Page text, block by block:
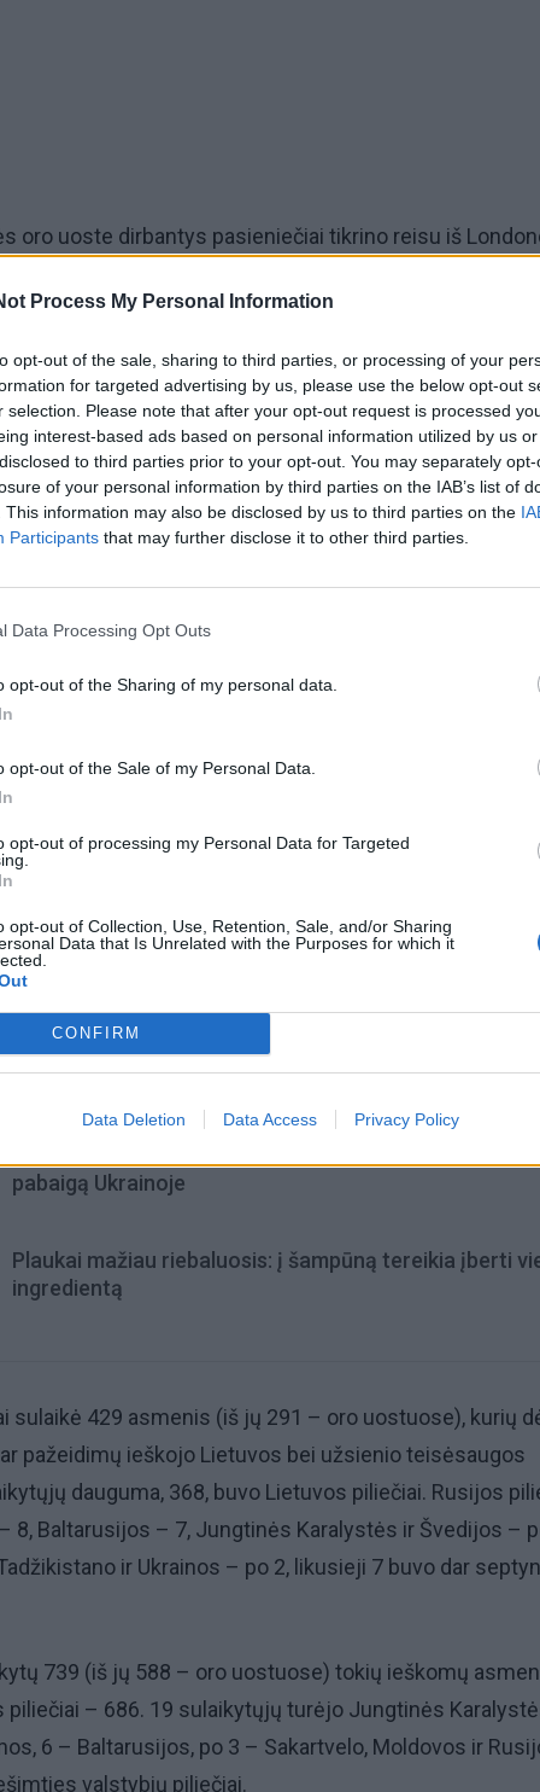
Process My Personal Information
opt-out of the sale, sharing to third parties, or processing of your
for targeted advertising by us, please use the below opt-out
selection. Please note that after your opt-out request is processed
interest-based ads based on personal information utilized by us
to third parties prior to your opt-out. You may separately
of your personal information by third parties on the IAB’s list of
This information may also be disclosed by us to third parties on the
Participants that may further disclose it to other third parties.
Data Processing Opt Outs
opt-out of the Sharing of my personal data.
opt-out of the Sale of my Personal Data.
opt-out of processing my Personal Data for Targeted
opt-out of Collection, Use, Retention, Sale, and/or Sharing
Data that Is Unrelated with the Purposes for which it
CONFIRM
Data Deletion Data Access Privacy Policy
oro uoste dirbantys pasieniečiai tikrino reisu iš
VSAT duomenimis, už britų įstatymų pažeidimus buvo
Karalystės.
kad daugiau kaip prieš pusantrų metų, 2023-ejų
paskelbė šio vyro paiešką. Panevėžio gyventojas yra
veika. Vengdamas teisingumo, jis pasislėpė nuo
kaip paaiškėjo vėliau, pabėgo iš Lietuvos.
sulaikė ir pristatė į Vilniaus oro uosto pasienio
patalpas. Informavus paieškos iniciatorių, tą
pabaigą Ukrainoje
Plaukai mažiau riebaluosis: į šampūną tereikia įberti
ingredientą
sulaikė 429 asmenis (iš jų 291 – oro uostuose), kurių
pažeidimų ieškojo Lietuvos bei užsienio teisėsaugos
dauguma, 368, buvo Lietuvos piliečiai. Rusijos
8, Baltarusijos – 7, Jungtinės Karalystės ir Švedijos –
ir Ukrainos – po 2, likusieji 7 buvo dar
739 (iš jų 588 – oro uostuose) tokių ieškomų
piliečiai – 686. 19 sulaikytųjų turėjo Jungtinės
6 – Baltarusijos, po 3 – Sakartvelo, Moldovos ir
valstybių piliečiai.